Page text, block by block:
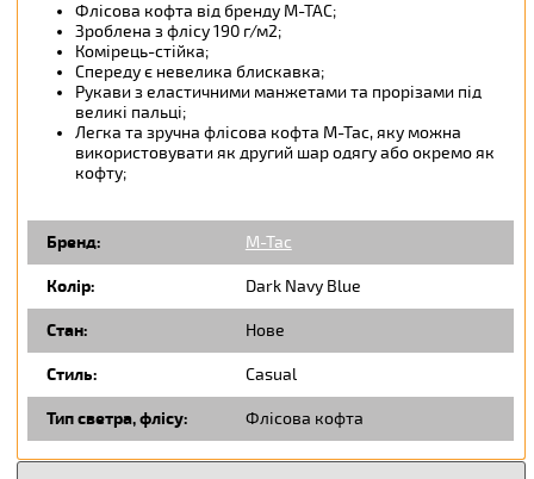
Флісова кофта від бренду М-ТАС;
Зроблена з флісу 190 г/м2;
Комірець-стійка;
Спереду є невелика блискавка;
Рукави з еластичними манжетами та прорізами під
великі пальці;
Легка та зручна флісова кофта М-Тас, яку можна
використовувати як другий шар одягу або окремо як
кофту;
Бренд: M-Tac
Колір: Dark Navy Blue
Стан: Нове
Стиль: Casual
Тип светра, флісу: Флісова кофта